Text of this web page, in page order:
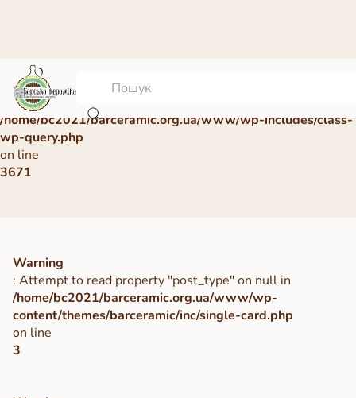
Warning
: Undefined array key 0 in
/home/bc2021/barceramic.org.ua/www/wp-includes/class-
wp-query.php
on line
3671
Warning
: Attempt to read property "post_type" on null in
/home/bc2021/barceramic.org.ua/www/wp-
content/themes/barceramic/inc/single-card.php
on line
3